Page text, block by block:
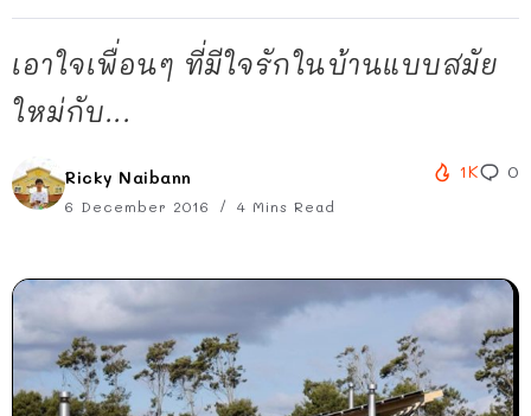
เอาใจเพื่อนๆ ที่มีใจรักในบ้านแบบสมัย
ใหม่กับ...
Ricky Naibann
6 December 2016 4 Mins Read
1K 0